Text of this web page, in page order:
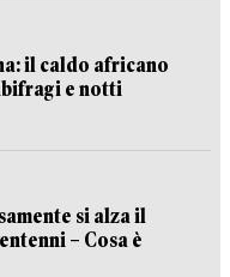
il caldo africano
e notti
si alza il
– Cosa è